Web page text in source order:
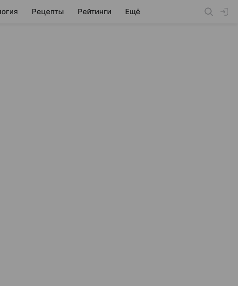
Рецепты Рейтинги Ещё